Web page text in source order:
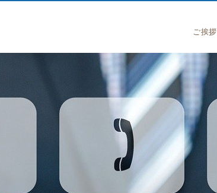
ご挨拶